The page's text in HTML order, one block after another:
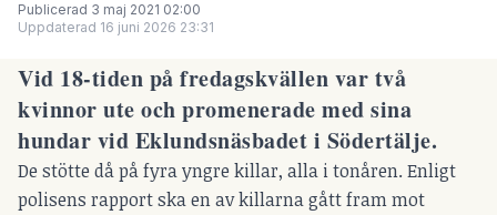
Publicerad 3 maj 2021 02:00
Uppdaterad 16 juni 2026 23:31
Vid 18-tiden på fredagskvällen var två
kvinnor ute och promenerade med sina
hundar vid Eklundsnäsbadet i Södertälje.
De stötte då på fyra yngre killar, alla i tonåren. Enligt
polisens rapport ska en av killarna gått fram mot